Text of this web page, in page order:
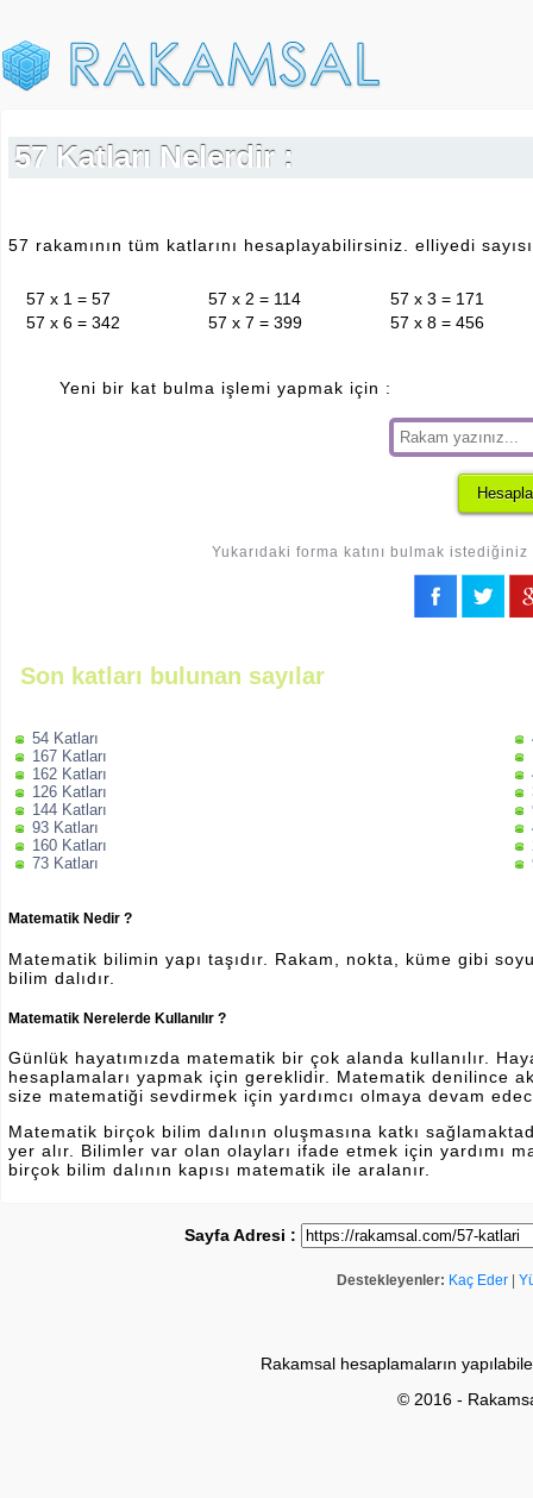
57 Katları Nelerdir :
57 rakamının tüm katlarını hesaplayabilirsiniz. elliyedi
57 x 1 = 57 57 x 2 = 114
57 x 3 = 171
57 x 6 = 342
57 x 7 = 399 57 x 8 = 456
Yeni bir kat bulma işlemi yapmak için :
Yukarıdaki forma katını bulmak
Son katları bulunan sayılar
54 Katları
167 Katları
162 Katları
126 Katları
144 Katları
93 Katları
160 Katları
73 Katları
Matematik Nedir ?
Matematik bilimin yapı taşıdır. Rakam, nokta, küme gibi
bilim dalıdır.
Matematik Nerelerde Kullanılır ?
Günlük hayatımızda matematik bir çok alanda kullanılır.
hesaplamaları yapmak için gereklidir. Matematik denilince
size matematiği sevdirmek için yardımcı olmaya devam
Matematik birçok bilim dalının oluşmasına katkı
yer alır. Bilimler var olan olayları ifade etmek için yardımı
birçok bilim dalının kapısı matematik ile aralanır.
Sayfa Adresi :
Destekleyenler: Kaç Eder
Rakamsal hesaplamaların
© 2016 -